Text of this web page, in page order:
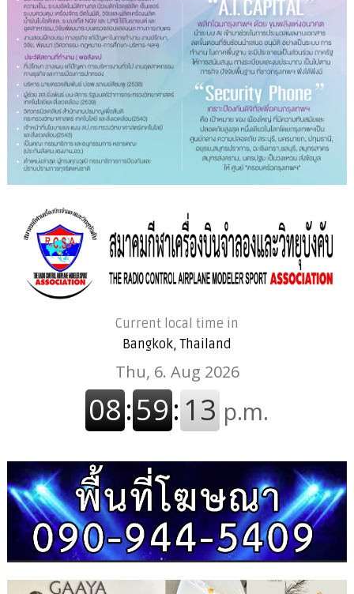
Current local time in
Bangkok, Thailand